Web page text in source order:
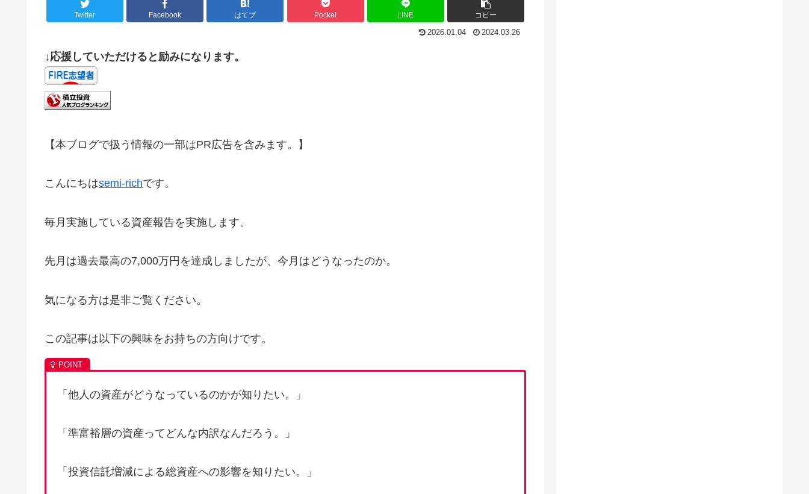
Twitter Facebook はてブ Pocket LINE コピー
2026.01.04 2024.03.26
↓応援していただけると励みになります。
【本ブログで扱う情報の一部はPR広告を含みます。】
こんにちはsemi-richです。
毎月実施している資産報告を実施します。
先月は過去最高の7,000万円を達成しましたが、今月はどうなったのか。
気になる方は是非ご覧ください。
この記事は以下の興味をお持ちの方向けです。
「他人の資産がどうなっているのかが知りたい。」
「 準富裕層の資産ってどんな内訳なんだろう。」
「投資信託増減による総資産への影響を知りたい。」